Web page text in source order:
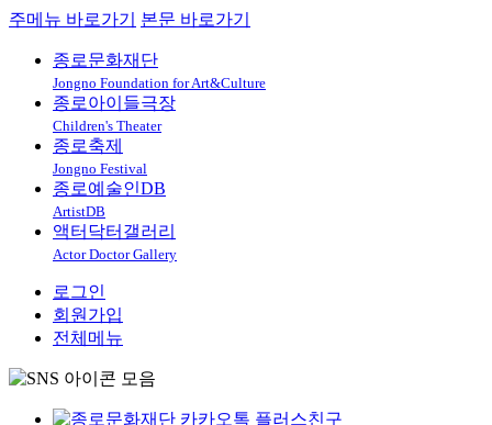
주메뉴 바로가기 본문 바로가기
종로문화재단
Jongno Foundation for Art&Culture
종로아이들극장
Children's Theater
종로축제
Jongno Festival
종로예술인DB
ArtistDB
액터닥터갤러리
Actor Doctor Gallery
로그인
회원가입
전체메뉴